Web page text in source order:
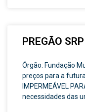
PREGÃO
Órgão: Fundação
preços para a
IMPERMEÁVEL
necessidades das